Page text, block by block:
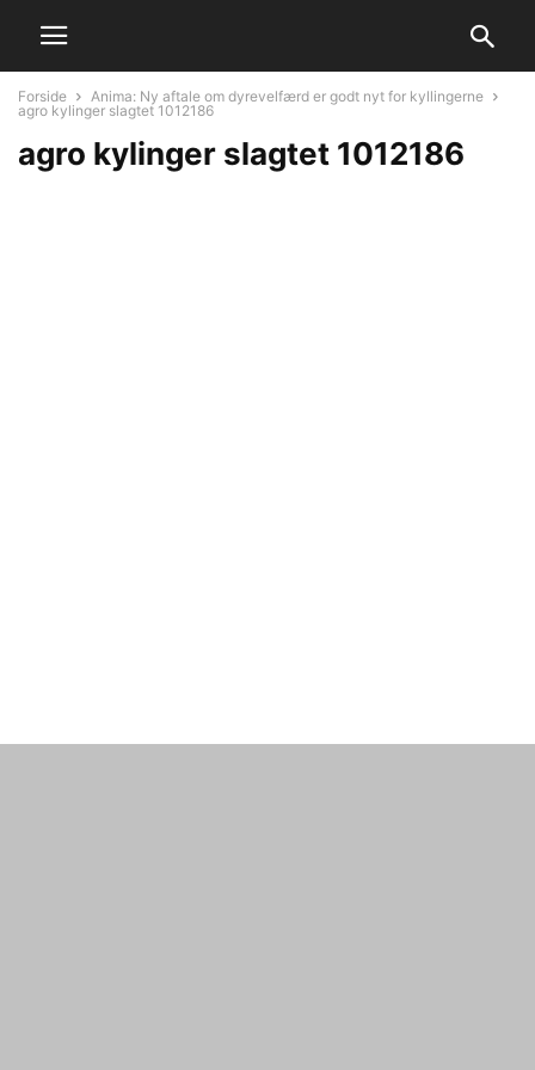
Forside
Anima: Ny aftale om dyrevelfærd er godt nyt for kyllingerne
agro kylinger slagtet 1012186
agro kylinger slagtet 1012186